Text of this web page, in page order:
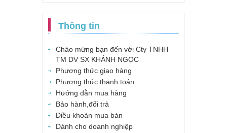
Thông tin
Chào mừng bạn đến với Cty TNHH
TM DV SX KHÁNH NGỌC
Phương thức giao hàng
Phương thức thanh toán
Hướng dẫn mua hàng
Bảo hành,đổi trả
Điều khoản mua bán
Dành cho doanh nghiệp